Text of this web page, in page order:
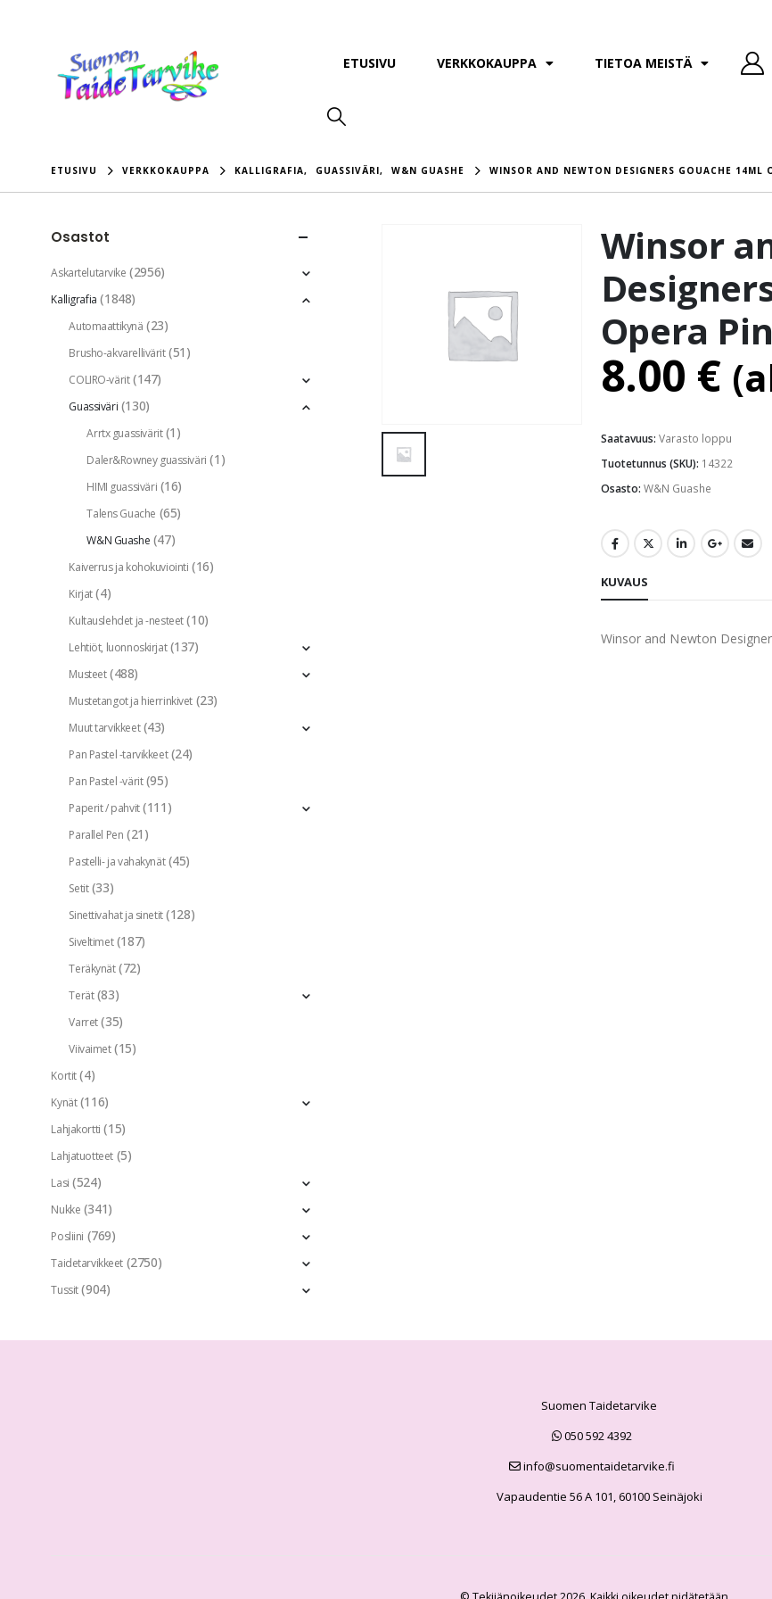
ETUSIVU VERKKOKAUPPA TIETOA MEISTÄ
ETUSIVU VERKKOKAUPPA KALLIGRAFIA, GUASSIVÄRI, W&N GUASHE WINSOR AND NEWTON DESIGNERS GOUACHE 14ML
Winsor
Opera
8.00 €
Saatavuus: Varasto loppu
Tuotetunnus (SKU): 14322
Osasto: W&N Guashe
KUVAUS
Winsor and Newton
Osastot
Askartelutarvike (2956)
Kalligrafia (1848)
Automaattikynä (23)
Brusho-akvarellivärit (51)
COLIRO-värit (147)
Guassiväri (130)
Arrtx guassivärit (1)
Daler&Rowney guassiväri (1)
HIMI guassiväri (16)
Talens Guache (65)
W&N Guashe (47)
Kaiverrus ja kohokuviointi (16)
Kirjat (4)
Kultauslehdet ja -nesteet (10)
Lehtiöt, luonnoskirjat (137)
Musteet (488)
Mustetangot ja hierrinkivet (23)
Muut tarvikkeet (43)
Pan Pastel -tarvikkeet (24)
Pan Pastel -värit (95)
Paperit / pahvit (111)
Parallel Pen (21)
Pastelli- ja vahakynät (45)
Setit (33)
Sinettivahat ja sinetit (128)
Siveltimet (187)
Teräkynät (72)
Terät (83)
Varret (35)
Viivaimet (15)
Kortit (4)
Kynät (116)
Lahjakortti (15)
Lahjatuotteet (5)
Lasi (524)
Nukke (341)
Posliini (769)
Taidetarvikkeet (2750)
Tussit (904)
Suomen Taidetarvike
050 592 4392
info@suomentaidetarvike.fi
Vapaudentie 56 A 101, 60100 Seinäjoki